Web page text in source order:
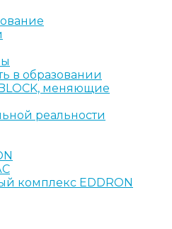
в образовании
меняющие
реальности
комплекс EDDRON